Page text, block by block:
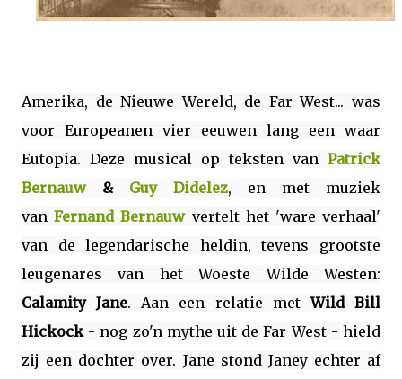
Amerika, de Nieuwe Wereld, de Far West... was
voor Europeanen vier eeuwen lang een waar
Eutopia. Deze musical op teksten van Patrick
Bernauw& Guy Didelez, en met muziek
vanFernand Bernauw vertelt het 'ware verhaal'
van de legendarische heldin, tevens grootste
leugenares van het Woeste Wilde Westen:
Calamity Jane. Aan een relatie metWild Bill
Hickock- nog zo'n mythe uit de Far West - hield
zij een dochter over. Jane stond Janey echter af